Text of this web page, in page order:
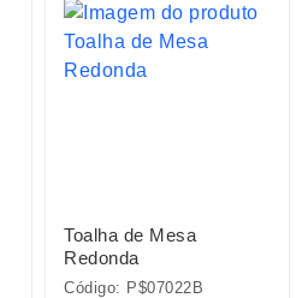
Toalha de Mesa
Redonda
Código: P$07022B